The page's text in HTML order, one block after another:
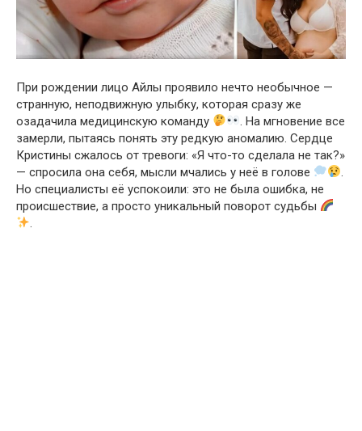
При рождении лицо Айлы проявило нечто необычное —
странную, неподвижную улыбку, которая сразу же
озадачила медицинскую команду
. На мгновение все
замерли, пытаясь понять эту редкую аномалию. Сердце
Кристины сжалось от тревоги: «Я что-то сделала не так?»
— спросила она себя, мысли мчались у неё в голове
.
Но специалисты её успокоили: это не была ошибка, не
происшествие, а просто уникальный поворот судьбы
.